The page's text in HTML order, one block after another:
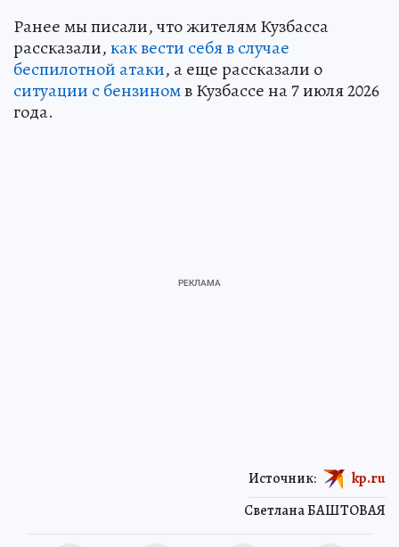
Ранее мы писали, что жителям Кузбасса
рассказали,как вести себя в случае
беспилотной атаки, а еще рассказали о
ситуации с бензиномв Кузбассе на 7 июля 2026
года.
Светлана БАШТОВАЯ
Источник: kp.ru